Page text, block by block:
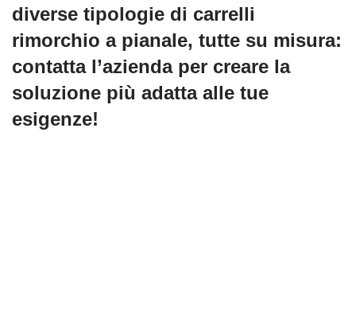
diverse tipologie di carrelli
rimorchio a pianale, tutte su misura:
contatta l’azienda per creare la
soluzione più adatta alle tue
esigenze!